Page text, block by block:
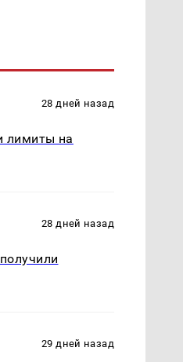
28 дней назад
лимиты на
28 дней назад
29 дней назад